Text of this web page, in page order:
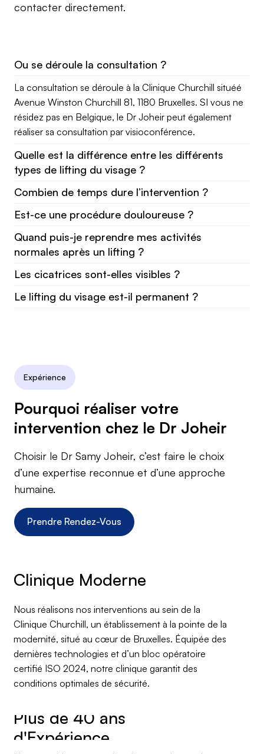
contacter directement.
Ou se déroule la consultation ?
La consultation se déroule à la Clinique Churchill situéé
Avenue Winston Churchill 81, 1180 Bruxelles. SI vous ne
résidez pas en Belgique, le Dr Joheir peut également
réaliser sa consultation par visioconférence.
Quelle est la différence entre les différents
types de lifting du visage ?
Combien de temps dure l’intervention ?
Est-ce une procédure douloureuse ?
Quand puis-je reprendre mes activités
normales après un lifting ?
Les cicatrices sont-elles visibles ?
Le lifting du visage est-il permanent ?
Expérience
Pourquoi réaliser votre
intervention chez le Dr Joheir
Choisir le Dr Samy Joheir, c’est faire le choix
d’une expertise reconnue et d’une approche
humaine.
Prendre Rendez-Vous
Clinique Moderne
Nous réalisons nos interventions au sein de la
Clinique Churchill, un établissement à la pointe de la
modernité, situé au cœur de Bruxelles. Équipée des
dernières technologies et d’un bloc opératoire
certifié ISO 2024, notre clinique garantit des
conditions optimales de sécurité.
Plus de 40 ans